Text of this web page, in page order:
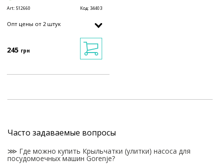
Art:512660 Код: 34403
Опт цены от 2 штук
245 грн
Часто задаваемые вопросы
⋙ Где можно купить Крыльчатки (улитки) насоса для
посудомоечных машин Gorenje?